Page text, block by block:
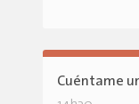
Cuéntame